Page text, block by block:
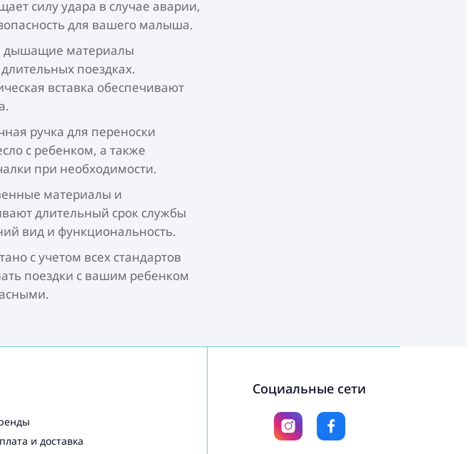
силу удара в случае аварии,
для вашего малыша.
дышащие материалы
поездках.
вставка обеспечивают
ручка для переноски
с ребенком, а также
при необходимости.
материалы и
длительный срок службы
вид и функциональность.
с учетом всех стандартов
поездки с вашим ребенком
и доставка
Социальные сети